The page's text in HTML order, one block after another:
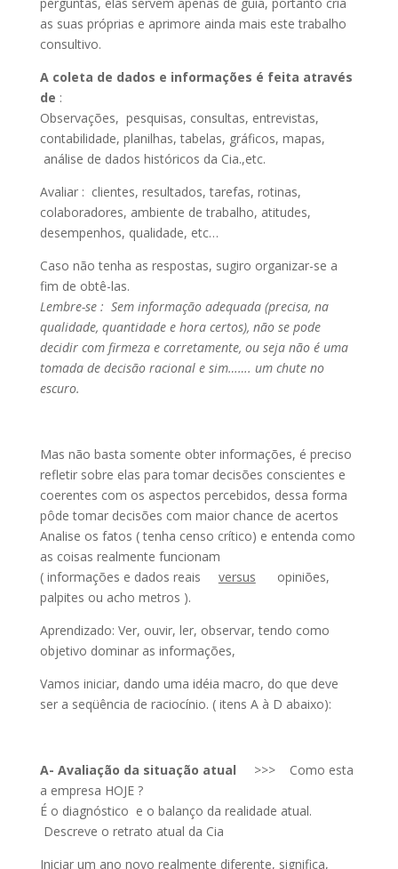
as suas próprias e aprimore ainda mais este trabalho
consultivo.
A coleta de dados e informações é feita através
de :
Observações, pesquisas, consultas, entrevistas,
contabilidade, planilhas, tabelas, gráficos, mapas,
análise de dados históricos da Cia.,etc.
Avaliar : clientes, resultados, tarefas, rotinas,
colaboradores, ambiente de trabalho, atitudes,
desempenhos, qualidade, etc…
Caso não tenha as respostas, sugiro organizar-se a
fim de obtê-las.
Lembre-se : Sem informação adequada (precisa, na
qualidade, quantidade e hora certos), não se pode
decidir com firmeza e corretamente, ou seja não é uma
tomada de decisão racional e sim……. um chute no
escuro.
Mas não basta somente obter informações, é preciso
refletir sobre elas para tomar decisões conscientes e
coerentes com os aspectos percebidos, dessa forma
pôde tomar decisões com maior chance de acertos
Analise os fatos ( tenha censo crítico) e entenda como
as coisas realmente funcionam
( informações e dados reais versus opiniões,
palpites ou acho metros ).
Aprendizado: Ver, ouvir, ler, observar, tendo como
objetivo dominar as informações,
Vamos iniciar, dando uma idéia macro, do que deve
ser a seqüência de raciocínio. ( itens A à D abaixo):
A- Avaliação da situação atual >>> Como esta
a empresa HOJE ?
É o diagnóstico e o balanço da realidade atual.
Descreve o retrato atual da Cia
Iniciar um ano novo realmente diferente, significa,